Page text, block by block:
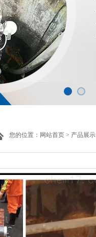
您的位置： 网站首页 > 产品展示